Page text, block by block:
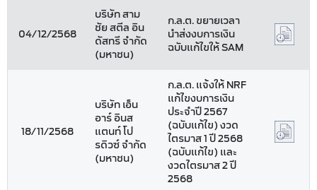
04/12/2568
บริษัท สาม
ชัย สตีล อิน
ดัสทรี จำกัด
(มหาชน)
ก.ล.ต. ขยายเวลา
นำส่งงบการเงิน
ฉบับแก้ไขให้ SAM
18/11/2568
บริษัท เอ็น
อาร์ อินส
แตนท์ โป
รดิวซ์ จำกัด
(มหาชน)
ก.ล.ต. แจ้งให้ NRF
แก้ไขงบการเงิน
ประจำปี 2567
(ฉบับแก้ไข) งวด
ไตรมาส 1 ปี 2568
(ฉบับแก้ไข) และ
งวดไตรมาส 2 ปี
2568